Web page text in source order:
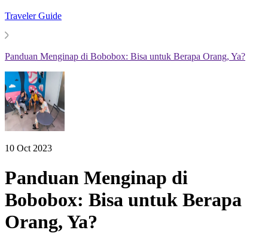
Traveler Guide
Panduan Menginap di Bobobox: Bisa untuk Berapa Orang, Ya?
10 Oct 2023
Panduan Menginap di
Bobobox: Bisa untuk Berapa
Orang, Ya?